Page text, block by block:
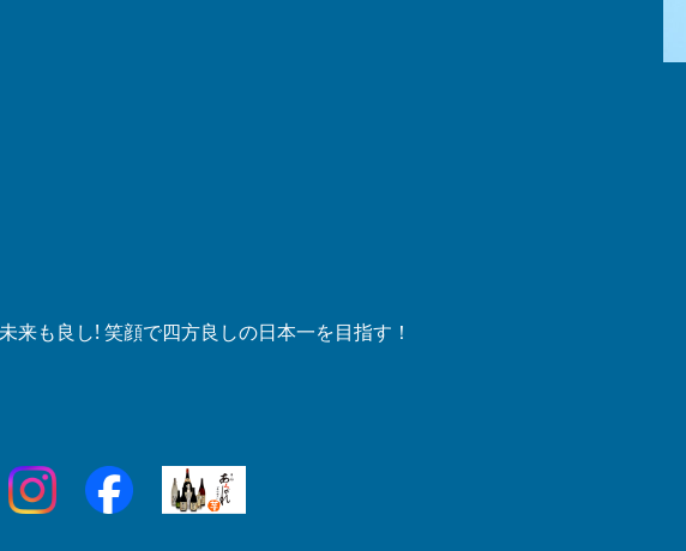
来も良し! 笑顔で四方良しの日本一を目指す！